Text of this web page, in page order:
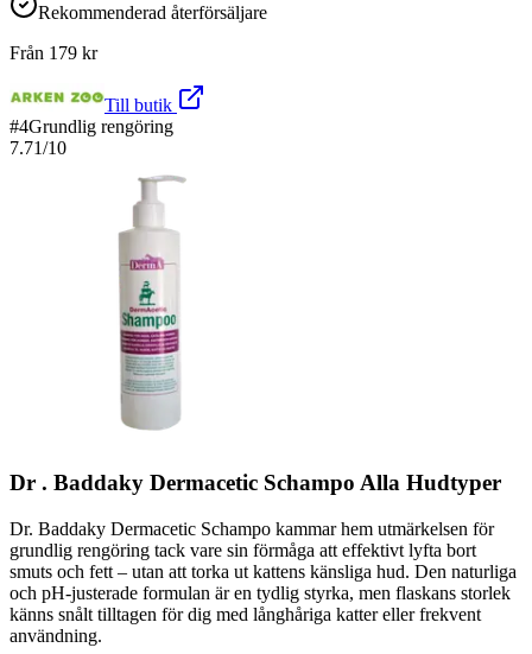
Rekommenderad återförsäljare
Från 179 kr
Till butik
#4Grundlig rengöring
7.71/10
Dr . Baddaky Dermacetic Schampo Alla Hudtyper
Dr. Baddaky Dermacetic Schampo kammar hem utmärkelsen för
grundlig rengöring tack vare sin förmåga att effektivt lyfta bort
smuts och fett – utan att torka ut kattens känsliga hud. Den naturliga
och pH-justerade formulan är en tydlig styrka, men flaskans storlek
känns snålt tilltagen för dig med långhåriga katter eller frekvent
användning.